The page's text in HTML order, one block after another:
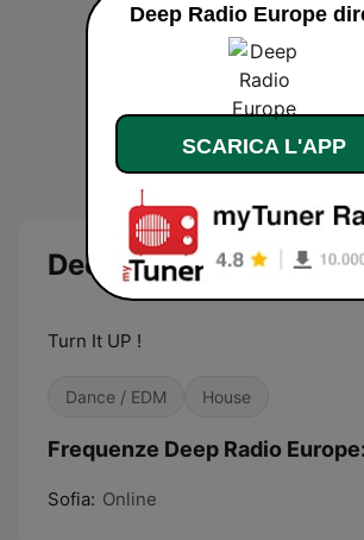
Deep Radio Europe
Turn It UP !
Dance / EDM House
Frequenze Deep Radio Europe:
Sofia: Online
Deep Radio Europe
SCARICA L'APP